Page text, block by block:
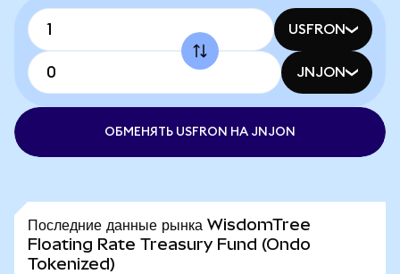
USFRON
JNJON
ОБМЕНЯТЬ USFRON НА JNJON
Последние данные рынка WisdomTree
Floating Rate Treasury Fund (Ondo
Tokenized)